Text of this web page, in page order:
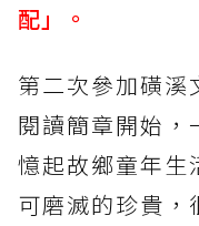
配」。
第二次參加磺溪
閱讀簡章開始，
憶起故鄉童年生
可磨滅的珍貴，